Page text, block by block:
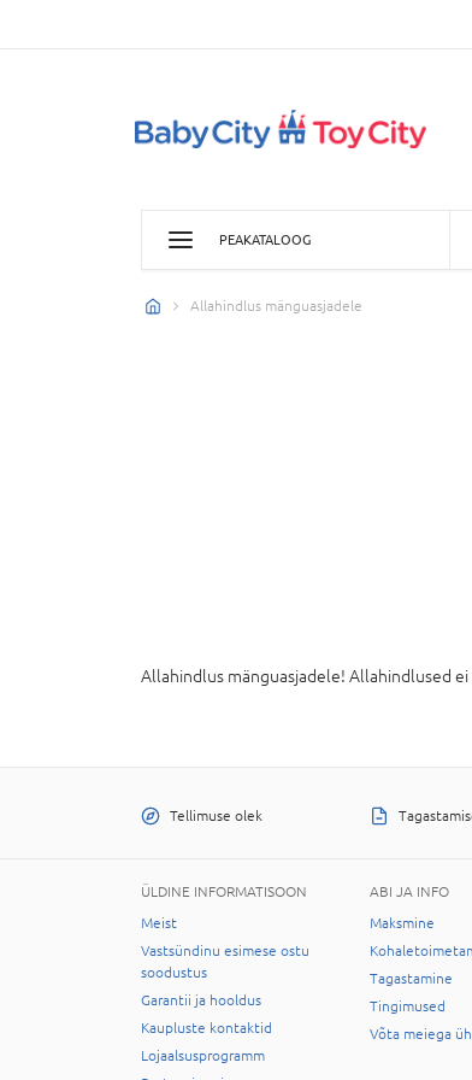
PEAKATALOOG
Allahindlus mänguasjadele
Allahindlus mänguasjadele! Allahindlused
Tellimuse olek
ÜLDINE INFORMATISOON
Meist
Vastsündinu esimese ostu
soodustus
Garantii ja hooldus
Kaupluste kontaktid
Lojaalsusprogramm
ABI JA INFO
Maksmine
Tagastamine
Tingimused
Võta meiega